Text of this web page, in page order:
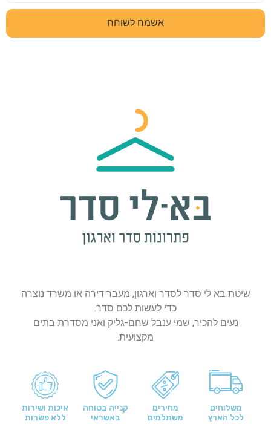
אשמח לשוחח
שיטת בא לי סדר לסדר וארגון, מעבר דירה או משרד נוצרה
כדי לעשות לכם סדר.
נעים להכיר, שמי ענבל שחם-גליק ואני מסדרת בתים
מקצועית.
משלוחים
לכל הארץ
מחירים
משתלמים
קנייה בטוחה
באשראי
איכות ושירות
ללא פשרות